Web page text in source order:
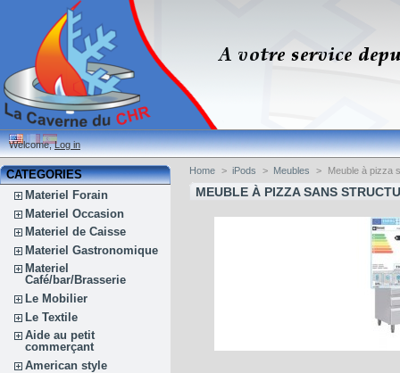
Welcome,Log in
CATEGORIES
Materiel Forain
Materiel Occasion
Materiel de Caisse
Materiel Gastronomique
Materiel
Café/bar/Brasserie
Le Mobilier
Le Textile
Aide au petit
commerçant
American style
Home > iPods > Meubles > Meuble à pizza
MEUBLE À PIZZA SANS